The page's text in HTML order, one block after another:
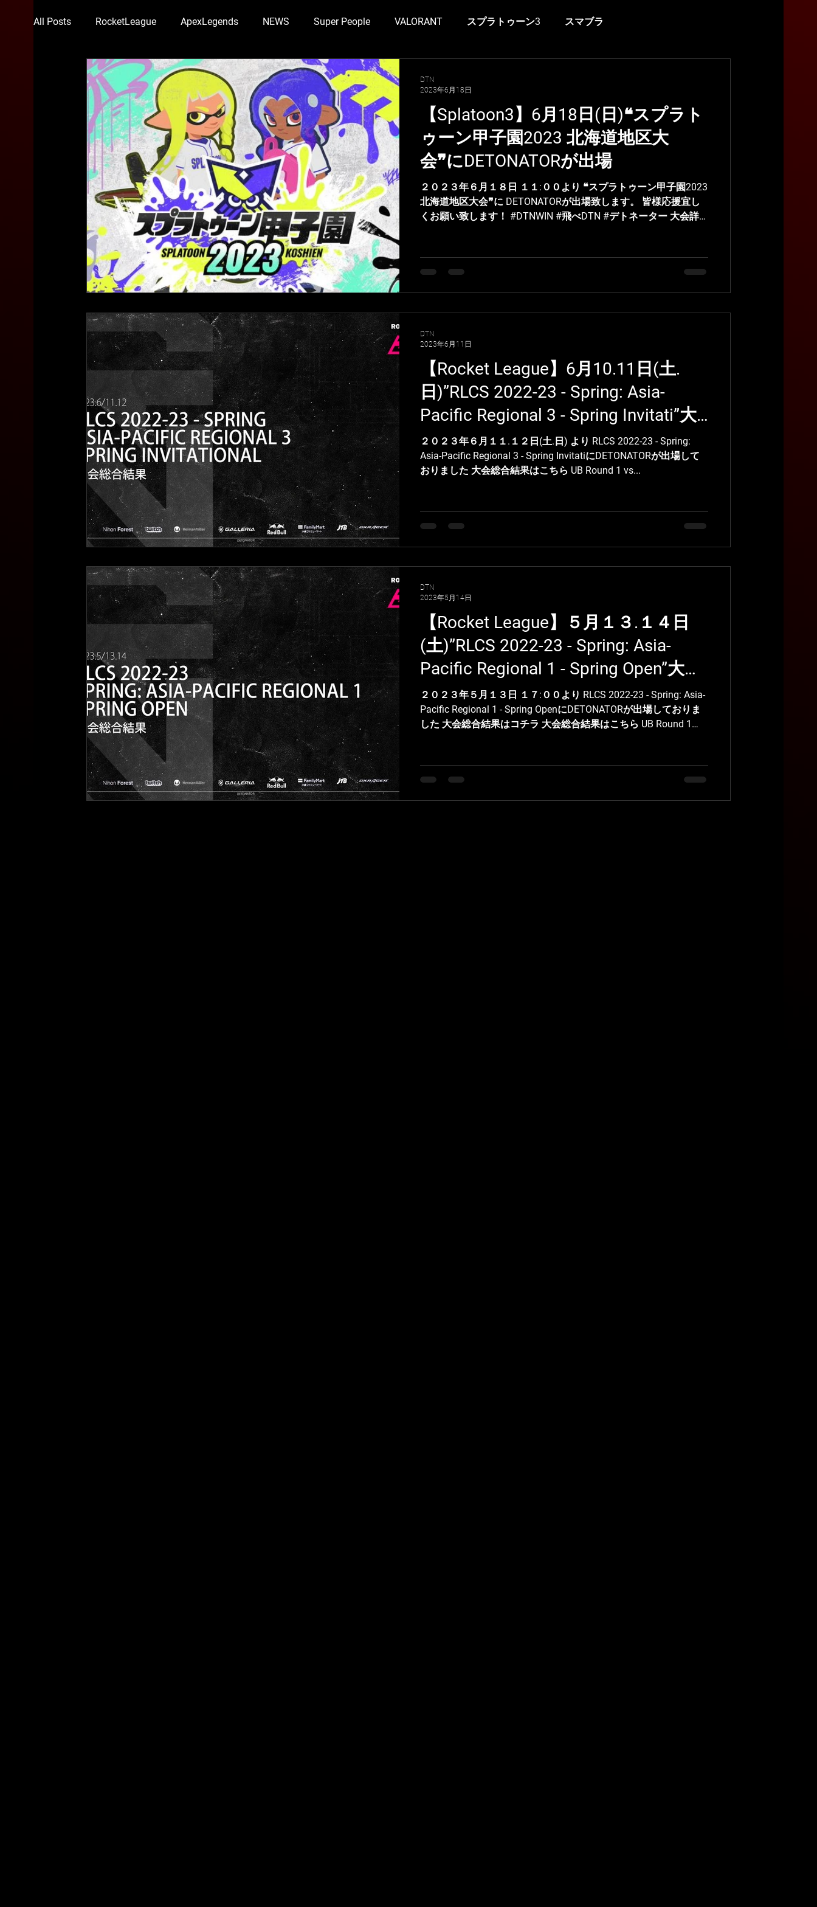
All Posts RocketLeague ApexLegends NEWS Super People VALORANT スプラトゥーン3 スマブラ
Suruga Monkey 顔芸 らい子 りーのすけ RobiN Go Tsukishima
スマブラ部門 ちくのぼ DETONATOR
【Splatoon3】6月18日(日)❝スプラト
ゥーン甲子園2023 北海道地区大
会❞にDETONATORが出場
２０２３年６月１８日 １１:００より ❝スプラトゥーン甲子園2023
北海道地区大会❞に DETONATORが出場致します。 皆様応援宜し
くお願い致します！ #DTNWIN #飛べDTN #デトネーター 大会詳
DTN
2023年6月18日
【Rocket League】6月10.11日(土.
日)”RLCS 2022-23 - Spring: Asia-
Pacific Regional 3 - Spring Invitati”大
会総合結果
２０２３年６月１１.１２日(土.日) より RLCS 2022-23 - Spring:
Asia-Pacific Regional 3 - Spring InvitatiにDETONATORが出場して
おりました 大会総合結果はこちら UB Round 1 vs...
DTN
2023年6月11日
【Rocket League】５月１３.１４日
(土)”RLCS 2022-23 - Spring: Asia-
Pacific Regional 1 - Spring Open”大会
総合結果
２０２３年５月１３日 １７:００より RLCS 2022-23 - Spring: Asia-
Pacific Regional 1 - Spring OpenにDETONATORが出場しておりま
した 大会総合結果はコチラ 大会総合結果はこちら UB Round 1
DTN
2023年5月14日